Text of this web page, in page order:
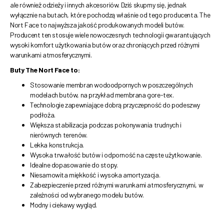
ale również odzieży i innych akcesoriów. Dziś skupmy się, jednak
wyłącznie na butach, które pochodzą właśnie od tego producenta. The
Nort Face to najwyższa jakość produkowanych modeli butów.
Producent ten stosuje wiele nowoczesnych technologii gwarantujących
wysoki komfort użytkowania butów oraz chroniących przed różnymi
warunkami atmosferycznymi.
Buty The Nort Face to:
Stosowanie membran wodoodpornych w poszczególnych
modelach butów, na przykład membrana gore-tex.
Technologie zapewniające dobrą przyczepność do podeszwy
podłoża.
Większa stabilizacja podczas pokonywania trudnych i
nierównych terenów.
Lekka konstrukcja.
Wysoka trwałość butów i odporność na częste użytkowanie.
Idealne dopasowanie do stopy.
Niesamowita miękkość i wysoka amortyzacja.
Zabezpieczenie przed różnymi warunkami atmosferycznymi, w
zależności od wybranego modelu butów.
Modny i ciekawy wygląd.